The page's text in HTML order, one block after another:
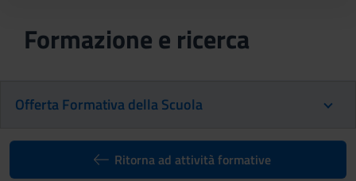
Formazione e ricerca
Offerta Formativa della Scuola
Ritorna ad attività formative